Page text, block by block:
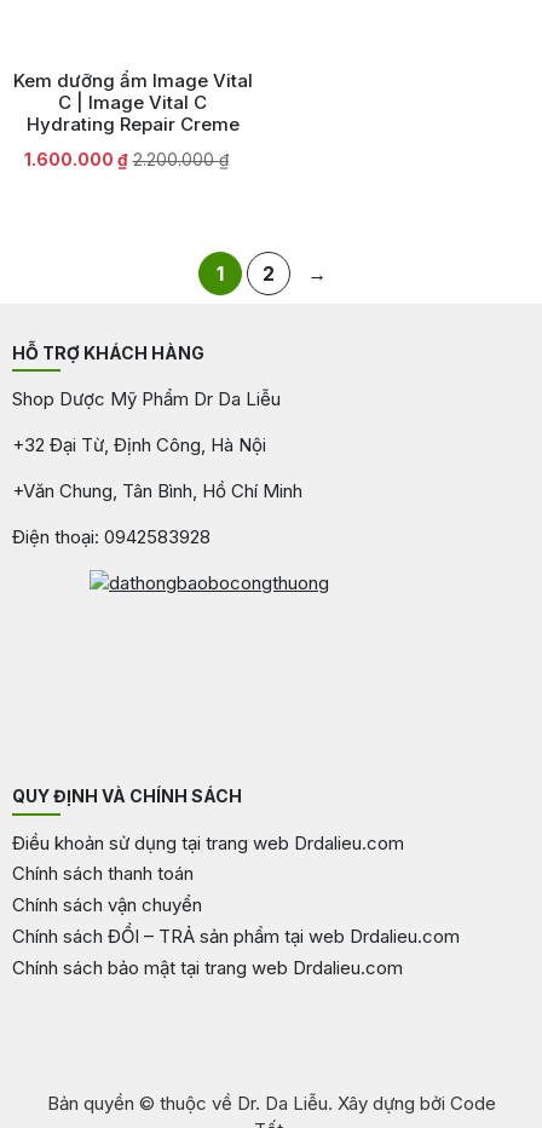
Kem dưỡng ẩm Image Vital
C | Image Vital C
Hydrating Repair Creme
2.200.000₫
Giá
1.600.000₫Giá
1.600.000 ₫.
1 2 →
HỖ TRỢ KHÁCH HÀNG
Shop Dược Mỹ Phẩm Dr Da Liễu
+32 Đại Từ, Định Công, Hà Nội
+Văn Chung, Tân Bình, Hồ Chí Minh
Điện thoại: 0942583928
QUY ĐỊNH VÀ CHÍNH SÁCH
Điều khoản sử dụng tại trang web Drdalieu.com
Chính sách thanh toán
Chính sách vận chuyển
Chính sách ĐỔI – TRẢ sản phẩm tại web Drdalieu.com
Chính sách bảo mật tại trang web Drdalieu.com
Bản quyền © thuộc về Dr. Da Liễu. Xây dựng bởi Code